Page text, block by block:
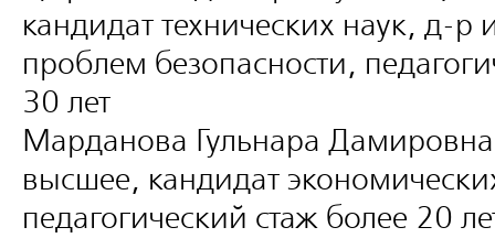
кандидат технических наук, д-р
проблем безопасности,
30 лет
Марданова Гульнара
высшее, кандидат
педагогический стаж более 20